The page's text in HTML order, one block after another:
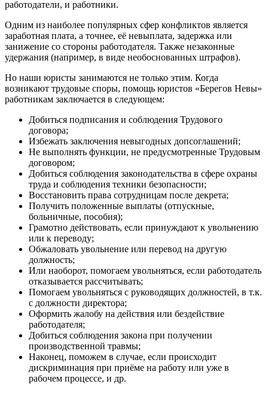
работодатели, и работники.
Одним из наиболее популярных сфер конфликтов является
заработная плата, а точнее, её невыплата, задержка или
занижение со стороны работодателя. Также незаконные
удержания (например, в виде необоснованных штрафов).
Но наши юристы занимаются не только этим. Когда
возникают трудовые споры, помощь юристов «Берегов Невы»
работникам заключается в следующем:
Добиться подписания и соблюдения Трудового
договора;
Избежать заключения невыгодных допсоглашений;
Не выполнять функции, не предусмотренные Трудовым
договором;
Добиться соблюдения законодательства в сфере охраны
труда и соблюдения техники безопасности;
Восстановить права сотрудницам после декрета;
Получить положенные выплаты (отпускные,
больничные, пособия);
Грамотно действовать, если принуждают к увольнению
или к переводу;
Обжаловать увольнение или перевод на другую
должность;
Или наоборот, помогаем увольняться, если работодатель
отказывается рассчитывать;
Помогаем увольняться с руководящих должностей, в т.к.
с должности директора;
Оформить жалобу на действия или бездействие
работодателя;
Добиться соблюдения закона при получении
производственной травмы;
Наконец, поможем в случае, если происходит
дискриминация при приёме на работу или уже в
рабочем процессе, и др.